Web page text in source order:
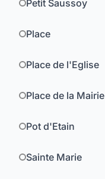
Petit Saussoy
Place
Place de l'Eglise
Place de la Mairie
Pot d'Etain
Sainte Marie